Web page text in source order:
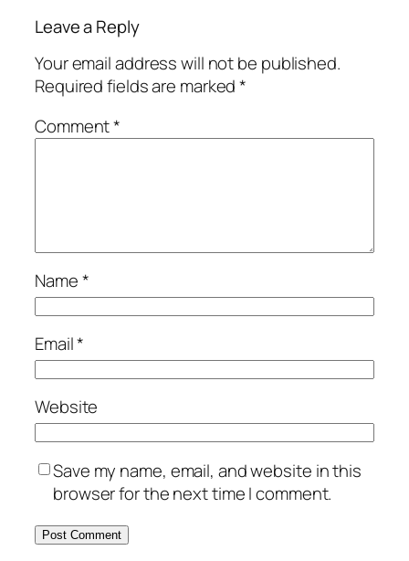
Leave a Reply
Your email address will not be published.
Required fields are marked*
Comment*
Name*
Email*
Website
Save my name, email, and website in this
browser for the next time I comment.